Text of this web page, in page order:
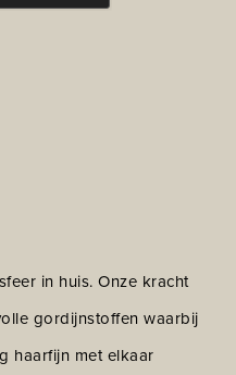
in huis. Onze kracht
gordijnstoffen waarbij
haarfijn met elkaar